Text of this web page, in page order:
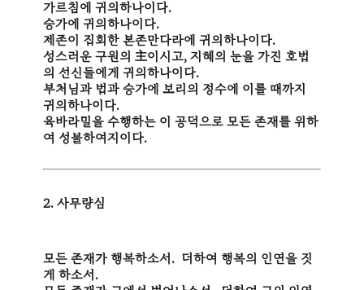
가르침에 귀의하나이다.
승가에 귀의하나이다.
제존이 집회한 본존만다라에 귀의하나이다.
성스러운 구원의 主이시고, 지혜의 눈을 가진 호법
의 선신들에게 귀의하나이다.
부처님과 법과 승가에 보리의 정수에 이를 때까지
귀의하나이다.
육바라밀을 수행하는 이 공덕으로 모든 존재를 위하
여 성불하여지이다.
2. 사무량심
모든 존재가 행복하소서. 더하여 행복의 인연을 짓
게 하소서.